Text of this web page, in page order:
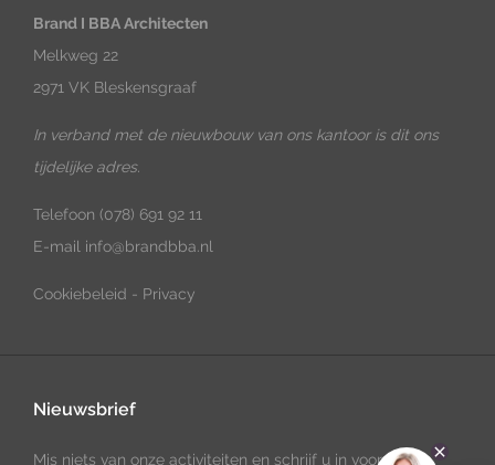
Brand I BBA Architecten
Melkweg 22
2971 VK Bleskensgraaf
In verband met de nieuwbouw van ons kantoor is dit ons
tijdelijke adres.
Telefoon (078) 691 92 11
E-mail info@brandbba.nl
Cookiebeleid - Privacy
Nieuwsbrief
Mis niets van onze activiteiten en schrijf u in voor onze